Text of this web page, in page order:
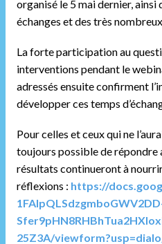
organisé le 5 mai dernier, ainsi
échanges et des très
La forte participation au
interventions pendant le
adressés ensuite confirment
développer ces temps
Pour celles et ceux qui ne
toujours possible de répondre
résultats continueront à
réflexions : https://
25Z3A/